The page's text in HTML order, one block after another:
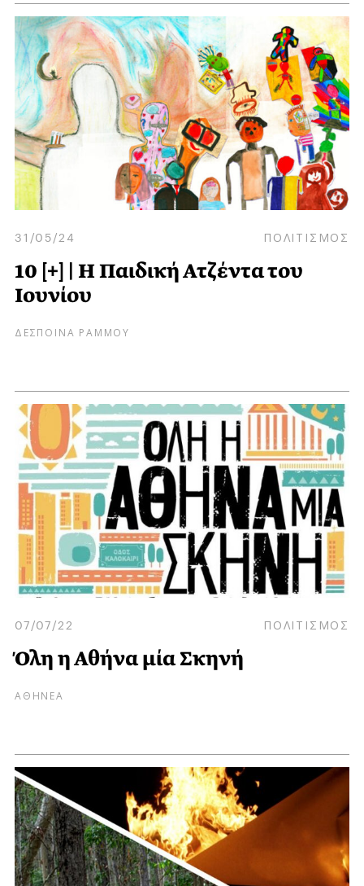
31/05/24 ΠΟΛΙΤΙΣΜΟΣ
10 [+] | Η Παιδική Ατζέντα του
Ιουνίου
ΔΕΣΠΟΙΝΑ ΡΑΜΜΟΥ
07/07/22 ΠΟΛΙΤΙΣΜΟΣ
Όλη η Αθήνα μία Σκηνή
ΑΘΗΝΕΑ